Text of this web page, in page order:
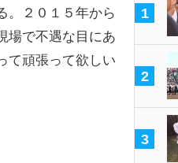
。２０１５年から
場で不遇な目にあ
て頑張って欲しい
1
2
3